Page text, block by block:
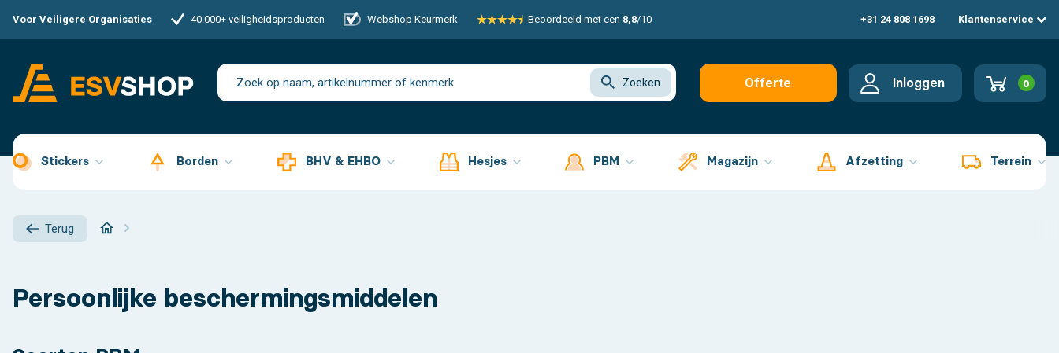
Voor Veiligere Organisaties 40.000+ veiligheidsproducten Webshop Keurmerk Beoordeeld met een 8,8/10 +31 24 808 1698 Klantenservice
Zoeken
Offerte
Inloggen 0
Stickers Borden BHV & EHBO Hesjes PBM Magazijn Afzetting Terrein
Terug
Persoonlijke beschermingsmiddelen